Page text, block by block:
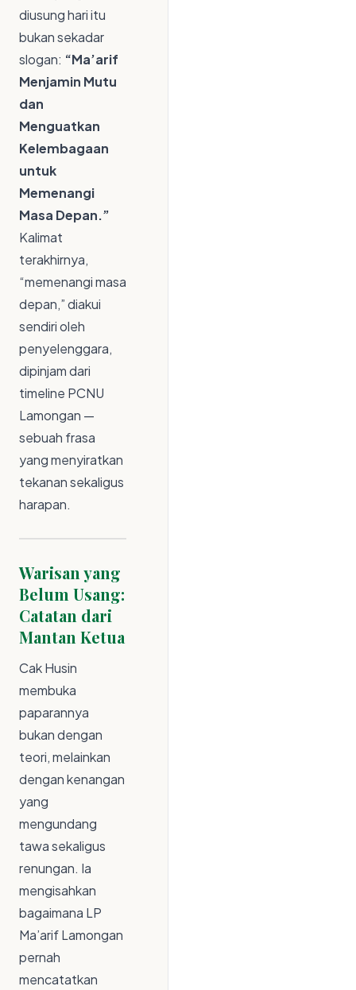
diusung hari itu
bukan sekadar
slogan: “Ma’arif
Menjamin Mutu
dan
Menguatkan
Kelembagaan
untuk
Memenangi
Masa Depan.”
Kalimat
terakhirnya,
“memenangi masa
depan,” diakui
sendiri oleh
penyelenggara,
dipinjam dari
timeline PCNU
Lamongan —
sebuah frasa
yang menyiratkan
tekanan sekaligus
harapan.
Warisan yang
Belum Usang:
Catatan dari
Mantan Ketua
Cak Husin
membuka
paparannya
bukan dengan
teori, melainkan
dengan kenangan
yang
mengundang
tawa sekaligus
renungan. Ia
mengisahkan
bagaimana LP
Ma’arif Lamongan
pernah
mencatatkan